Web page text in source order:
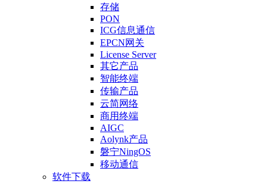
存储
PON
ICG信息通信
EPCN网关
License Server
其它产品
智能终端
传输产品
云简网络
商用终端
AIGC
Aolynk产品
磐宁NingOS
移动通信
软件下载